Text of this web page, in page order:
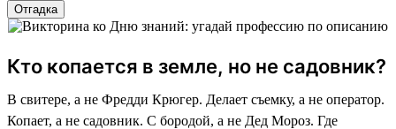
Отгадка
Кто копается в земле, но не садовник?
В свитере, а не Фредди Крюгер. Делает съемку, а не оператор.
Копает, а не садовник. С бородой, а не Дед Мороз. Где